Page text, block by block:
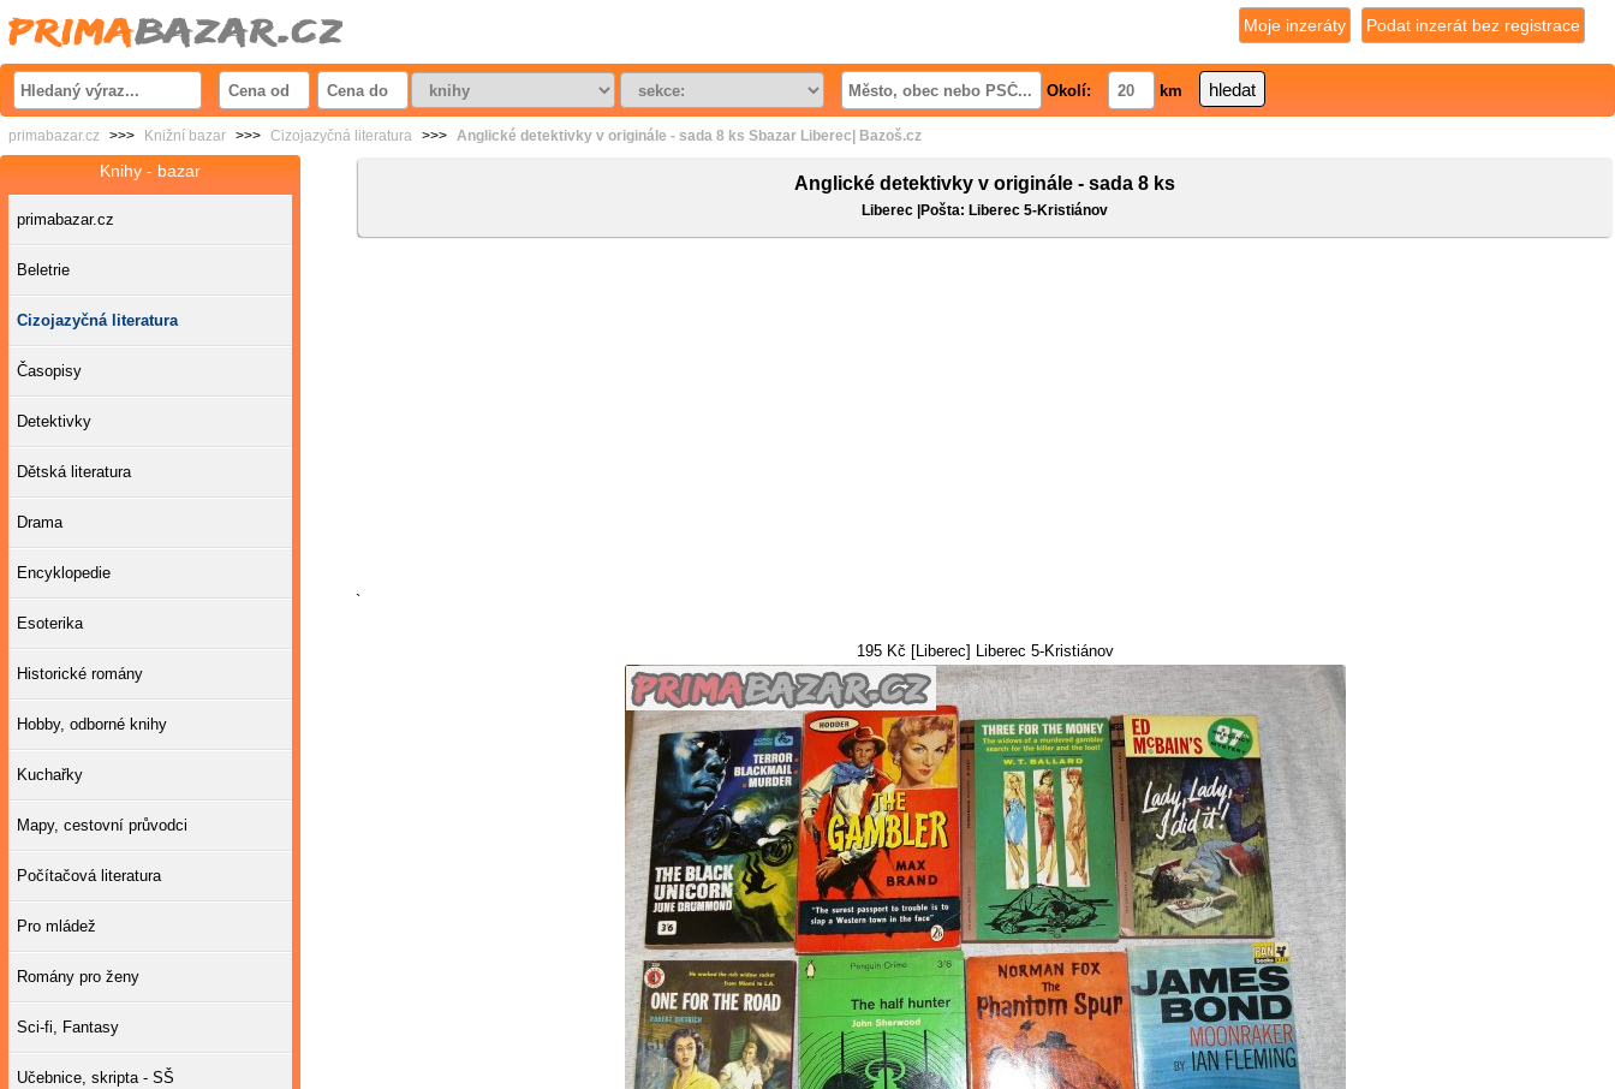
Podat inzerát bez registrace
Moje inzeráty
Okolí: km
primabazar.cz >>> Knižní bazar >>> Cizojazyčná literatura >>> Anglické detektivky v originále - sada 8 ks Sbazar Liberec| Bazoš.cz
Anglické detektivky v originále - sada 8 ks
Liberec |Pošta: Liberec 5-Kristiánov
`
195 Kč [Liberec] Liberec 5-Kristiánov
Knihy - bazar
primabazar.cz
Beletrie
Cizojazyčná literatura
Časopisy
Detektivky
Dětská literatura
Drama
Encyklopedie
Esoterika
Historické romány
Hobby, odborné knihy
Kuchařky
Mapy, cestovní průvodci
Počítačová literatura
Pro mládež
Romány pro ženy
Sci-fi, Fantasy
Učebnice, skripta - SŠ